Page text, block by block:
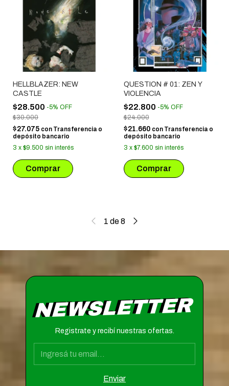
HELLBLAZER: NEW
CASTLE
$28.500 -5% OFF
$30.000
$27.075 con Transferencia o
depósito bancario
3 x $9.500 sin interés
QUESTION # 01: ZEN Y
VIOLENCIA
$22.800 -5% OFF
$24.000
$21.660 con Transferencia o
depósito bancario
3 x $7.600 sin interés
1 de8
NEWSLETTER
Registrate y recibí nuestras ofertas.